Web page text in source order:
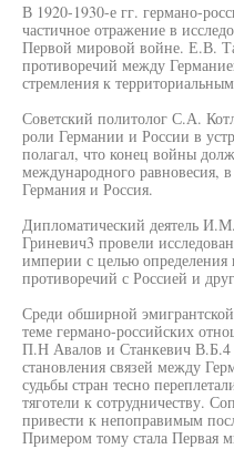
В 1920-1930-е гг. германо-
частичное отражение в
Первой мировой войне. Е.В.
противоречий между
стремления к
Советский политолог С.А.
роли Германии и России в
полагал, что конец войны
международного равновесия,
Германия и Россия.
Дипломатический деятель
Гриневич3 провели
империи с целью
противоречий с Россией и
Среди обширной
теме германо-российских
П.Н Авалов и Станкевич
становления связей между
судьбы стран тесно
тяготели к сотрудничеству.
привести к непоправимым
Примером тому стала Первая